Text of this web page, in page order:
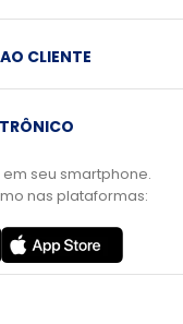
CLIENTE
seu smartphone.
nas plataformas: